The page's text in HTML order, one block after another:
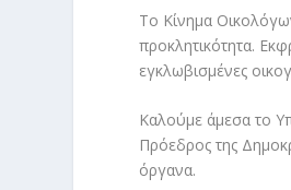
Το Κίνημα
προκλητικότητα.
εγκλωβισμένες
Καλούμε άμεσα το
Πρόεδρος της
όργανα.